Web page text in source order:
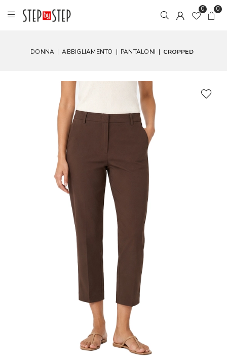
0 0
DONNA | ABBIGLIAMENTO | PANTALONI | CROPPED